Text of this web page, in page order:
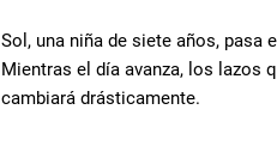
Sol, una niña de siete años, pasa
Mientras el día avanza, los lazos
cambiará drásticamente.